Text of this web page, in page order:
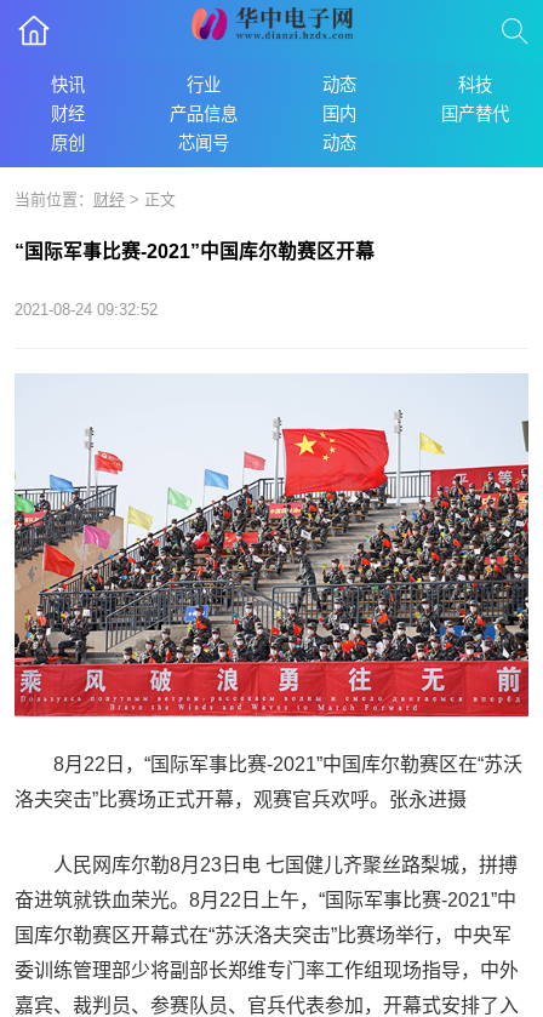
快讯 行业 动态
科技
财经
产品信息 国内
国产替代
原创
芯闻号 动态
当前位置： 财经 > 正文
“国际军事比赛-2021”中国库尔勒赛区开幕
2021-08-24 09:32:52
8月22日，“国际军事比赛-2021”中国库尔勒赛区在“苏沃
洛夫突击”比赛场正式开幕，观赛官兵欢呼。张永进摄
人民网库尔勒8月23日电 七国健儿齐聚丝路梨城，拼搏
奋进筑就铁血荣光。8月22日上午，“国际军事比赛-2021”中
国库尔勒赛区开幕式在“苏沃洛夫突击”比赛场举行，中央军
委训练管理部少将副部长郑维专门率工作组现场指导，中外
嘉宾、裁判员、参赛队员、官兵代表参加，开幕式安排了入